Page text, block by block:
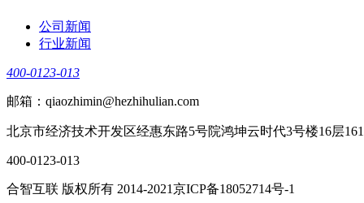
公司新闻
行业新闻
400-0123-013
邮箱：qiaozhimin@hezhihulian.com
北京市经济技术开发区经惠东路5号院鸿坤云时代3号楼16层
400-0123-013
合智互联 版权所有 2014-2021京ICP备18052714号-1